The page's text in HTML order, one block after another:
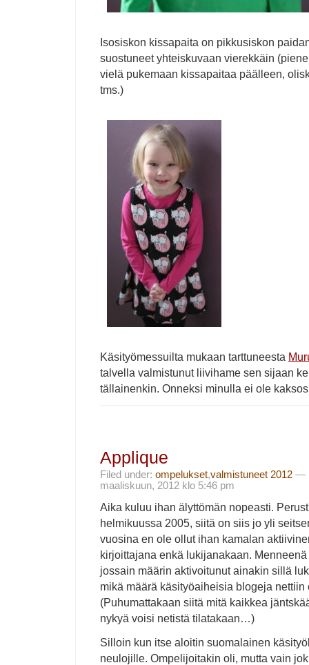
Isosiskon kissapaita on pikkusiskon
suostuneet yhteiskuvaan vierekkäin
vielä pukemaan kissapaitaa päälleen,
tms.)
Käsityömessuilta mukaan tarttuneesta
talvella valmistunut liivihame sen sijaan
tällainenkin. Onneksi minulla ei ole
Applique
Filed under: ompelukset,valmistuneet 2012 —
maaliskuun, 2012 klo 5:46 pm
Aika kuluu ihan älyttömän nopeasti.
helmikuussa 2005, siitä on siis jo yli
vuosina en ole ollut ihan kamalan
kirjoittajana enkä lukijanakaan.
jossain määrin aktivoitunut ainakin sillä
mikä määrä käsityöaiheisia blogeja nettiin
(Puhumattakaan siitä mitä kaikkea
nykyä voisi netistä tilatakaan…)
Silloin kun itse aloitin suomalainen
neulojille. Ompelijoitakin oli, mutta vain